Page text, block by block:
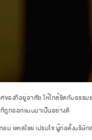
งที่อยู่อาศัย ให้ใกล้ชิดกับธรรมช
ถูกออกแบบมาเป็นอย่างดี
หลไชย เปรมใจ ผู้ก่อตั้งบริษัท